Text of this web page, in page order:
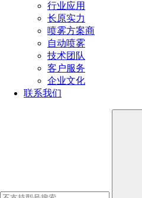
行业应用
长原实力
喷雾方案商
自动喷雾
技术团队
客户服务
企业文化
联系我们
产品推荐